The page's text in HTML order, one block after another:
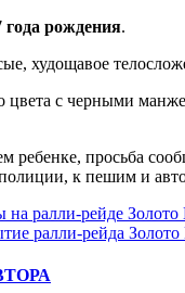
рождения.
худощавое
цвета с черными
ребенке, просьба
к пешим и
на ралли-рейде Золото
ралли-рейда Золото